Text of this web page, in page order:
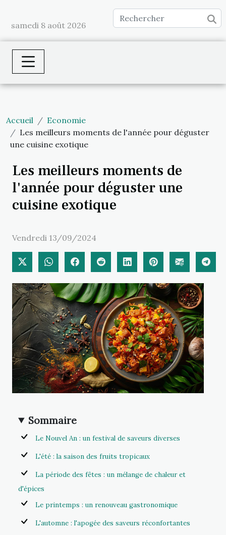
samedi 8 août 2026
Accueil
Economie
Les meilleurs moments de l'année pour déguster
une cuisine exotique
Les meilleurs moments de
l'année pour déguster une
cuisine exotique
Vendredi 13/09/2024
Sommaire
Le Nouvel An : un festival de saveurs diverses
L'été : la saison des fruits tropicaux
La période des fêtes : un mélange de chaleur et
d'épices
Le printemps : un renouveau gastronomique
L'automne : l'apogée des saveurs réconfortantes